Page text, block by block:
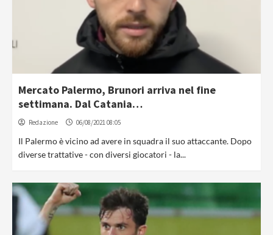
Mercato Palermo, Brunori arriva nel fine
settimana. Dal Catania…
Redazione 06/08/2021 08:05
Il Palermo è vicino ad avere in squadra il suo attaccante. Dopo
diverse trattative - con diversi giocatori - la...